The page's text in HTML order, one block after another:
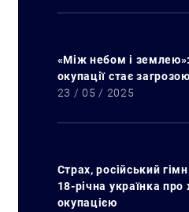
«Між небом і
окупації стає загрозою
23 / 05 / 2025
Страх, російський
18-річна українка про
окупацією